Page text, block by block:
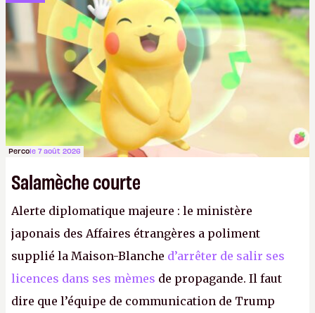
Percole 7 août 2026
Salamèche courte
Alerte diplomatique majeure : le ministère
japonais des Affaires étrangères a poliment
supplié la Maison-Blanche d’arrêter de salir ses
licences dans ses mèmes de propagande. Il faut
dire que l’équipe de communication de Trump